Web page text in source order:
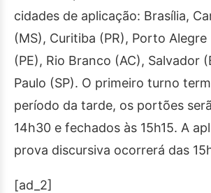
cidades de aplicação: Brasília,
(MS), Curitiba (PR), Porto Alegre
(PE), Rio Branco (AC), Salvador
Paulo (SP). O primeiro turno
período da tarde, os portões
14h30 e fechados às 15h15. A
prova discursiva ocorrerá das
[ad_2]